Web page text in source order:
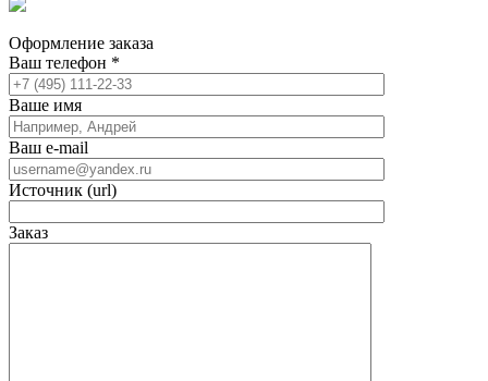
Оформление заказа
Ваш телефон *
Ваше имя
Ваш e-mail
Источник (url)
Заказ